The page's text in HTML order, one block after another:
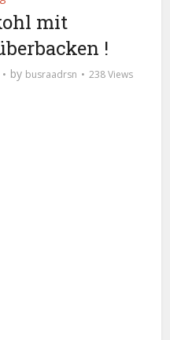
mit
!
by busraadrsn 238 Views